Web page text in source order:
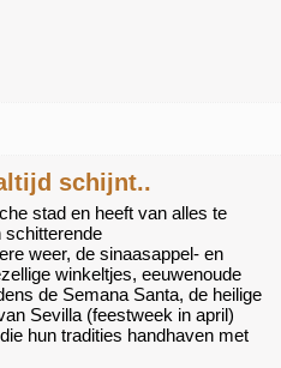
schijnt..
stad en heeft van alles te
schitterende
weer, de sinaasappel- en
winkeltjes, eeuwenoude
de Semana Santa, de heilige
Sevilla (feestweek in april)
hun tradities handhaven met